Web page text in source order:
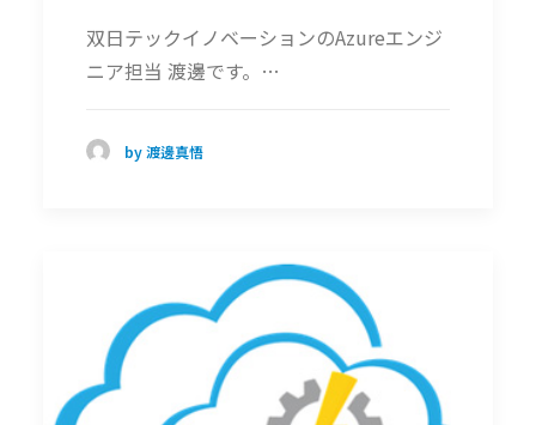
双日テックイノベーションのAzureエンジ
ニア担当 渡邊です。…
by 渡邊真悟